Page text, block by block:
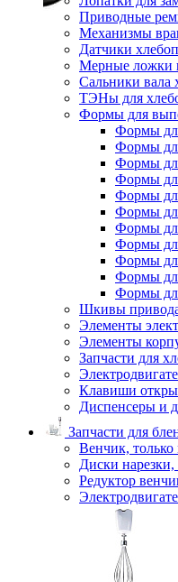
Приводные
Механизмы
Датчики
Мерные ложки
Сальники вала
ТЭНы для
Формы для
Формы
Формы
Формы
Формы
Формы
Формы
Формы
Формы
Формы
Формы
Формы
Шкивы
Элементы
Элементы
Запчасти для
Клавиши
Диспенсеры и
Запчасти для
Венчик, только
Диски
Редуктор